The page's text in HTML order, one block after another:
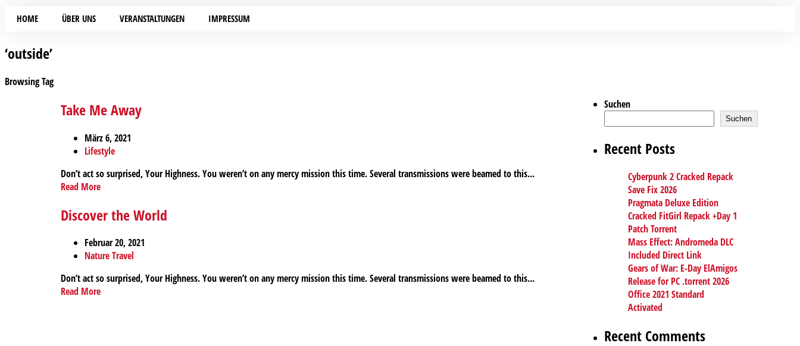
HOME ÜBER UNS VERANSTALTUNGEN IMPRESSUM
‘outside’
Browsing Tag
Take Me Away
März 6, 2021
Lifestyle
Don’t act so surprised, Your Highness. You weren’t on any mercy mission this time. Several transmissions were beamed to this...
Read More
Discover the World
Februar 20, 2021
NatureTravel
Don’t act so surprised, Your Highness. You weren’t on any mercy mission this time. Several transmissions were beamed to this...
Read More
Suchen
Suchen
Recent Posts
Cyberpunk 2 Cracked Repack
Save Fix 2026
Pragmata Deluxe Edition
Cracked FitGirl Repack +Day 1
Patch Torrent
Mass Effect: Andromeda DLC
Included Direct Link
Gears of War: E-Day ElAmigos
Release for PC .torrent 2026
Office 2021 Standard
Activated
Recent Comments